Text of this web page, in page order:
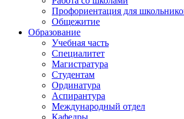
Профориентация для
Общежитие
Образование
Учебная часть
Специалитет
Магистратура
Студентам
Ординатура
Аспирантура
Международный отдел
Кафедры